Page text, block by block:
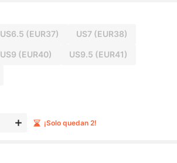
US6.5 (EUR37) US7(EUR38)
US9 (EUR40) US9.5 (EUR41)
¡Solo quedan 2!